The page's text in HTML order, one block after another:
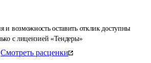
и возможность оставить отклик доступны
с лицензией «Тендеры»
Смотреть расценки